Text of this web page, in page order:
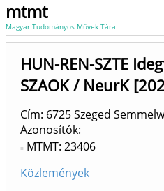
mtmt
Magyar Tudományos Művek Tára
HUN-REN-SZTE
SZAOK / NeurK
Cím: 6725 Szeged
Azonosítók
MTMT: 23406
Közlemények